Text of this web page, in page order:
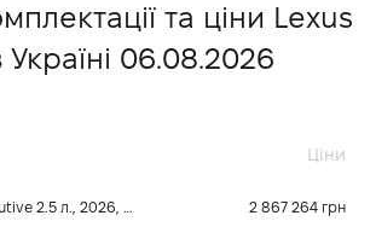
та ціни Lexus
06.08.2026
Ціни
Lexus NX350h Executive 2.5 л., 2026, HV-Гібридна 2 867 264 грн